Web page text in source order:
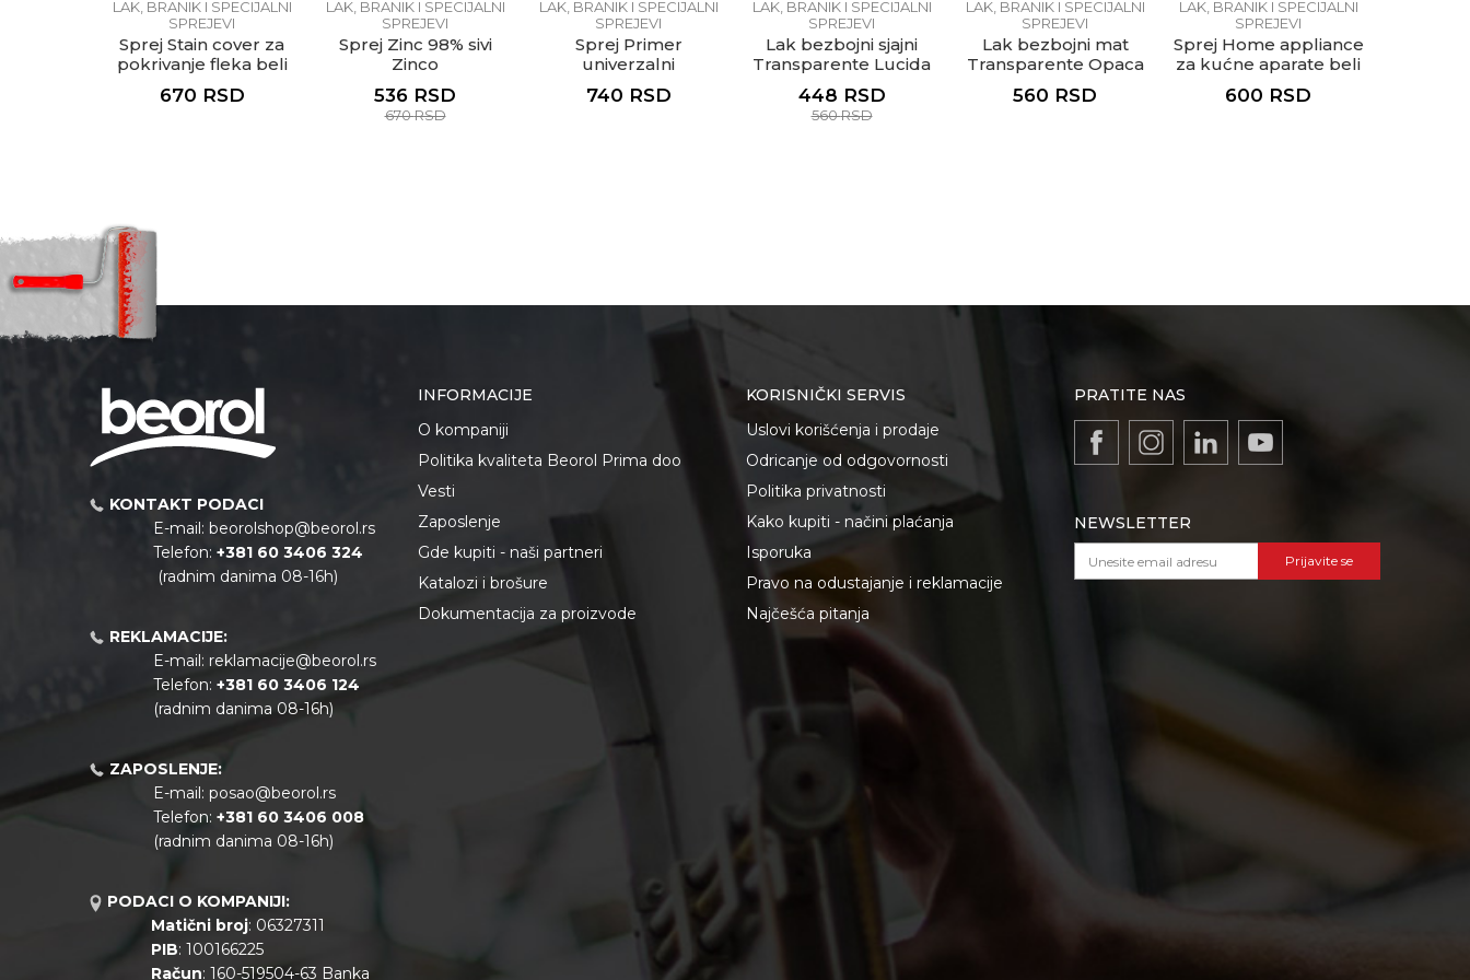
LAK, BRANIK I SPECIJALNI
SPREJEVI
Sprej Stain cover za
pokrivanje fleka beli
Coprimacchia
670 RSD
LAK, BRANIK I SPECIJALNI
SPREJEVI
Sprej Zinc 98% sivi
Zinco
536 RSD
670RSD
LAK, BRANIK I SPECIJALNI
SPREJEVI
Sprej Primer
univerzalni
Aggrappante
740 RSD
LAK, BRANIK I SPECIJALNI
SPREJEVI
Lak bezbojni sjajni
Transparente Lucida
448 RSD
560RSD
LAK, BRANIK I SPECIJALNI
SPREJEVI
Lak bezbojni mat
Transparente Opaca
560 RSD
LAK, BRANIK I SPECIJALNI
SPREJEVI
Sprej Home appliance
za kućne aparate beli
Bianco
Elettrodomestici
600 RSD
KONTAKT PODACI
E-mail: beorolshop@beorol.rs
Telefon: +381 60 3406 324
(radnim danima 08-16h)
REKLAMACIJE:
E-mail: reklamacije@beorol.rs
Telefon: +381 60 3406 124
(radnim danima 08-16h)
ZAPOSLENJE:
E-mail: posao@beorol.rs
Telefon: +381 60 3406 008
(radnim danima 08-16h)
PODACI O KOMPANIJI:
Matični broj: 06327311
PIB: 100166225
Račun: 160-519504-63 Banka
INFORMACIJE
O kompaniji
Politika kvaliteta Beorol Prima doo
Vesti
Zaposlenje
Gde kupiti - naši partneri
Katalozi i brošure
Dokumentacija za proizvode
KORISNIČKI SERVIS
Uslovi korišćenja i prodaje
Odricanje od odgovornosti
Politika privatnosti
Kako kupiti - načini plaćanja
Isporuka
Pravo na odustajanje i reklamacije
Najčešća pitanja
PRATITE NAS
NEWSLETTER
Prijavite se